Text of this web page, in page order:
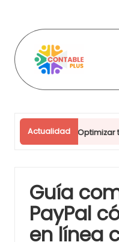
content
C
n
t
b
l
e
Actualidad
y Optimizar tu Tesorería
Guía
PayPal
en línea